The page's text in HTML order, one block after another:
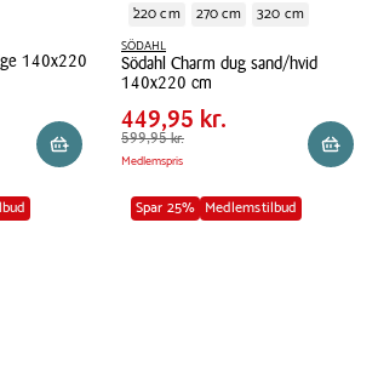
140x220
Reservér i butik
220 cm 270 cm 320 cm
SÖDAHL
Södahl Charm dug sand/hvid
140x220 cm
Södahl
Charm
dug
sand/hvid
140x220
Pris
tabel
Pris
449,95 kr.
Spar
150,00 kr.
Førpris
449,95 kr.
599,95 kr.
Medlemspris
Spar 25% Medlemstilbud